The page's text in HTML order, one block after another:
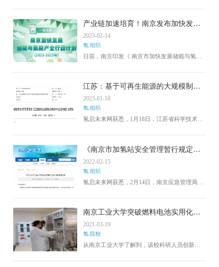
署了合作协议。南京市委常委、组织部部长王
华，区委书记张蕴，区长缪秀梅，区领导陈
钢、刘佳及区政府相关人员；大连化物所党委
副书记、纪委书记梁波，科研及职能部门相关
人员等出席签约仪式。刘佳与大连化物所科技
合作处处长张晨代表各方签署合作协议。王华
目落地。
产业链加速培育！南京发布加快发展
储能与氢能产业行动计划
2023-02-14
氢.组织
日前，南京印发《 南京市加快发展储能与氢能
着力打造“上游原材料和基础设备部件生产 - 中
游技术系统集成-下游市场应用及回收再利用”的
完整储能产业链架构，加速培育发展“制氢-储
氢- 运氢-加氢- 用氢全产业链协同。
江苏：基于可再生能源的大规模制
氢、高功率低成本氢燃料电池
2023-01-18
氢.组织
氢启未来网获悉，1月18日，江苏省科学技术厅
实施方案》的通知。
《南京市加氢站安全管理暂行规定》
出台！明确11个部门的管理职责
2022-02-15
氢.组织
氢启未来网获悉，2月14日，南京应急管理局从
规定》（以下简称《规定》），该《规定》通
过明确发改、工信、建设、规划资源、公安、
商务、生态环境、交通运输、应急管理、市场
监督、消防救援等11个职能部门管理职责，强
调各个区政府和有关部门应严格执行“三管三必
须”安全生产管理要求，为加氢站规划建设运行
南京工业大学突破燃料电池实用化难
题
2021-03-19
氢.院校
从南京工业大学了解到，该校科研人员创新性
燃料电池实用化的技术难题。相关成果近日发